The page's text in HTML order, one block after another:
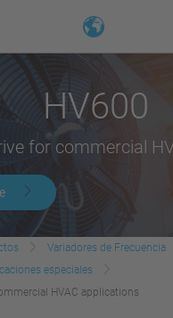
HV600
for commercial
Variadores de Frecuencia
especiales
HVAC applications